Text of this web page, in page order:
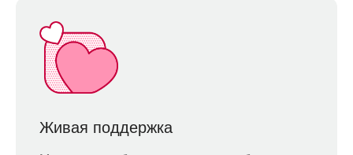
Живая поддержка